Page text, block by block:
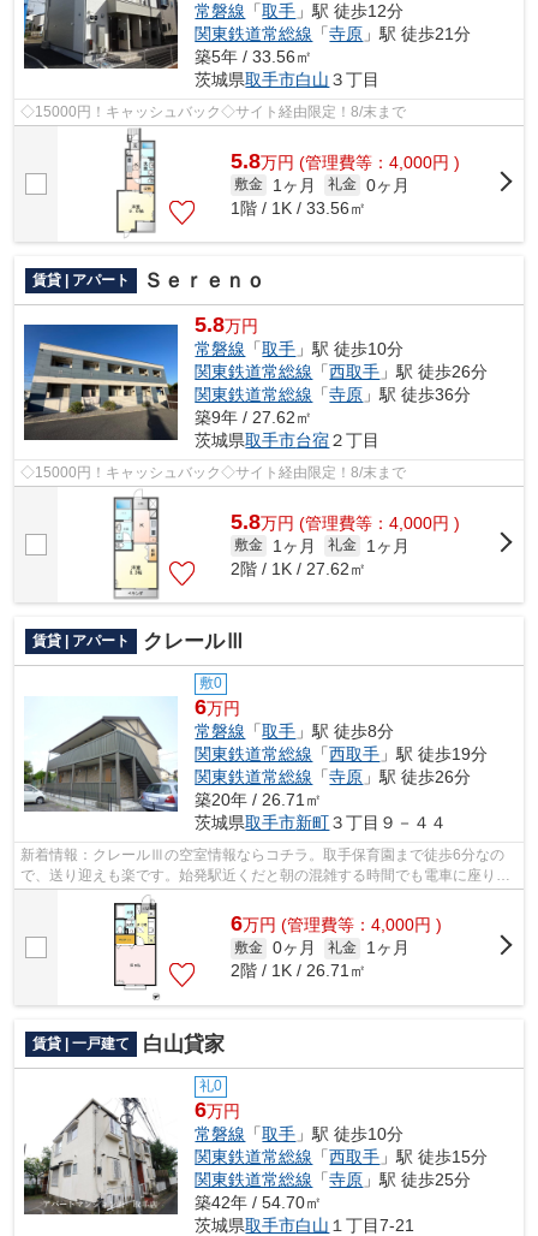
常磐線 「取手 」駅 徒歩12分
関東鉄道常総線 「寺原 」駅 徒歩21分
築5年 / 33.56㎡
茨城県取手市白山 ３丁目
◇15000円！キャッシュバック◇サイト経由限定！8/末まで
5.8万円 (管理費等：4,000円 )
敷金 1ヶ月 礼金 0ヶ月
1階 / 1K / 33.56㎡
賃貸 | アパート Ｓｅｒｅｎｏ
5.8万円
常磐線 「取手 」駅 徒歩10分
関東鉄道常総線 「西取手 」駅 徒歩26分
関東鉄道常総線 「寺原 」駅 徒歩36分
築9年 / 27.62㎡
茨城県取手市台宿２丁目
◇15000円！キャッシュバック◇サイト経由限定！8/末まで
5.8万円 (管理費等：4,000円 )
敷金 1ヶ月 礼金
1ヶ月
2階 / 1K / 27.62㎡
賃貸 | アパート クレールⅢ
敷0
6万円
常磐線 「取手 」駅 徒歩8分
関東鉄道常総線 「西取手 」駅 徒歩19分
関東鉄道常総線 「寺原 」駅 徒歩26分
築20年 / 26.71㎡
茨城県取手市新町３丁目９－４４
新着情報：クレールⅢの空室情報ならコチラ。取手保育園まで徒歩6分なの
で、送り迎えも楽です。始発駅近くだと朝の混雑する時間でも電車に座りや
すいです。好評の駅近物件となっており...
6万円 (管理費等：4,000円 )
敷金 0ヶ月 礼金
1ヶ月
2階 / 1K / 26.71㎡
賃貸 | 一戸建て 白山貸家
礼0
6万円
常磐線 「取手 」駅 徒歩10分
関東鉄道常総線 「西取手 」駅 徒歩15分
関東鉄道常総線 「寺原 」駅 徒歩25分
築42年 / 54.70㎡
茨城県取手市白山 １丁目7-21